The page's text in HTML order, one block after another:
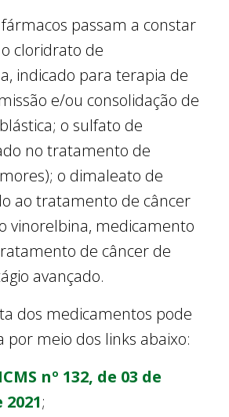
passam a constar
cloridrato de
indicado para terapia de
e/ou consolidação de
o sulfato de
no tratamento de
o dimaleato de
ao tratamento de câncer
vinorelbina, medicamento
de câncer de
avançado.
dos medicamentos pode
por meio dos links abaixo:
nº 132, de 03 de
;